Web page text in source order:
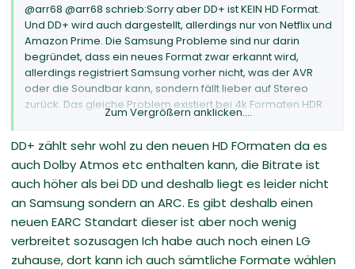
@arr68 @arr68 schrieb:Sorry aber DD+ ist KEIN HD Format.
Und DD+ wird auch dargestellt, allerdings nur von Netflix und
Amazon Prime. Die Samsung Probleme sind nur darin
begründet, dass ein neues Format zwar erkannt wird,
allerdings registriert Samsung vorher nicht, was der AVR
oder die Soundbar kann, sondern fällt lieber auf Stereo
zurück. Das gleiche Problem existiert bei 4k Formaten HDR
über den internen Player, auch da fällt der Samsung auf
zu dunkel...
Zum Vergrößern anklicken....
DD+ zählt sehr wohl zu den neuen HD FOrmaten da es
auch Dolby Atmos etc enthalten kann, die Bitrate ist
auch höher als bei DD und deshalb liegt es leider nicht
an Samsung sondern an ARC. Es gibt deshalb einen
neuen EARC Standart dieser ist aber noch wenig
verbreitet sozusagen Ich habe auch noch einen LG
zuhause, dort kann ich auch sämtliche Formate wählen